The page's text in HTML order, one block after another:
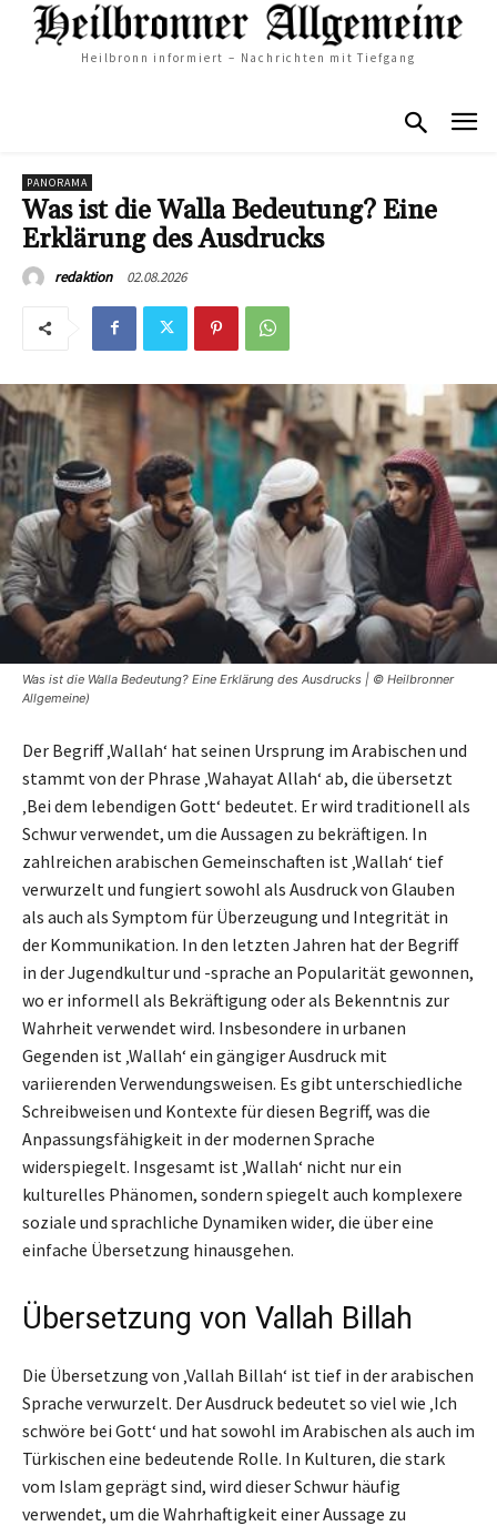
Heilbronn informiert – Nachrichten mit Tiefgang
PANORAMA
Was ist die Walla Bedeutung? Eine
Erklärung des Ausdrucks
redaktion 02.08.2026
Was ist die Walla Bedeutung? Eine Erklärung des Ausdrucks | © Heilbronner
Allgemeine)
Der Begriff ‚Wallah‘ hat seinen Ursprung im Arabischen und
stammt von der Phrase ‚Wahayat Allah‘ ab, die übersetzt
‚Bei dem lebendigen Gott‘ bedeutet. Er wird traditionell als
Schwur verwendet, um die Aussagen zu bekräftigen. In
zahlreichen arabischen Gemeinschaften ist ‚Wallah‘ tief
verwurzelt und fungiert sowohl als Ausdruck von Glauben
als auch als Symptom für Überzeugung und Integrität in
der Kommunikation. In den letzten Jahren hat der Begriff
in der Jugendkultur und -sprache an Popularität gewonnen,
wo er informell als Bekräftigung oder als Bekenntnis zur
Wahrheit verwendet wird. Insbesondere in urbanen
Gegenden ist ‚Wallah‘ ein gängiger Ausdruck mit
variierenden Verwendungsweisen. Es gibt unterschiedliche
Schreibweisen und Kontexte für diesen Begriff, was die
Anpassungsfähigkeit in der modernen Sprache
widerspiegelt. Insgesamt ist ‚Wallah‘ nicht nur ein
kulturelles Phänomen, sondern spiegelt auch komplexere
soziale und sprachliche Dynamiken wider, die über eine
einfache Übersetzung hinausgehen.
Übersetzung von Vallah Billah
Die Übersetzung von ‚Vallah Billah‘ ist tief in der arabischen
Sprache verwurzelt. Der Ausdruck bedeutet so viel wie ‚Ich
schwöre bei Gott‘ und hat sowohl im Arabischen als auch im
Türkischen eine bedeutende Rolle. In Kulturen, die stark
vom Islam geprägt sind, wird dieser Schwur häufig
verwendet, um die Wahrhaftigkeit einer Aussage zu